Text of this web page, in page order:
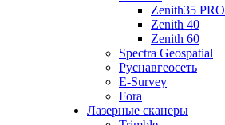
Zenith35 PRO
Zenith 40
Zenith 60
Spectra Geospatial
Руснавгеосеть
E-Survey
Fora
Лазерные сканеры